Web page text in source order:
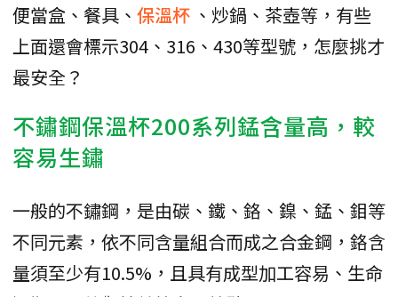
便當盒、餐具、 保溫杯 、炒鍋、茶壺等，有些
上面還會標示304、316、430等型號，怎麼挑才
最安全？
不鏽鋼保溫杯200系列錳含量高，較
容易生鏽
一般的不鏽鋼，是由碳、鐵、鉻、鎳、錳、鉬等
不同元素，依不同含量組合而成之合金鋼，鉻含
量須至少有10.5%，且具有成型加工容易、生命